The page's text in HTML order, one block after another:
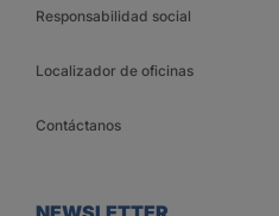
Responsabilidad social
Localizador de oficinas
Contáctanos